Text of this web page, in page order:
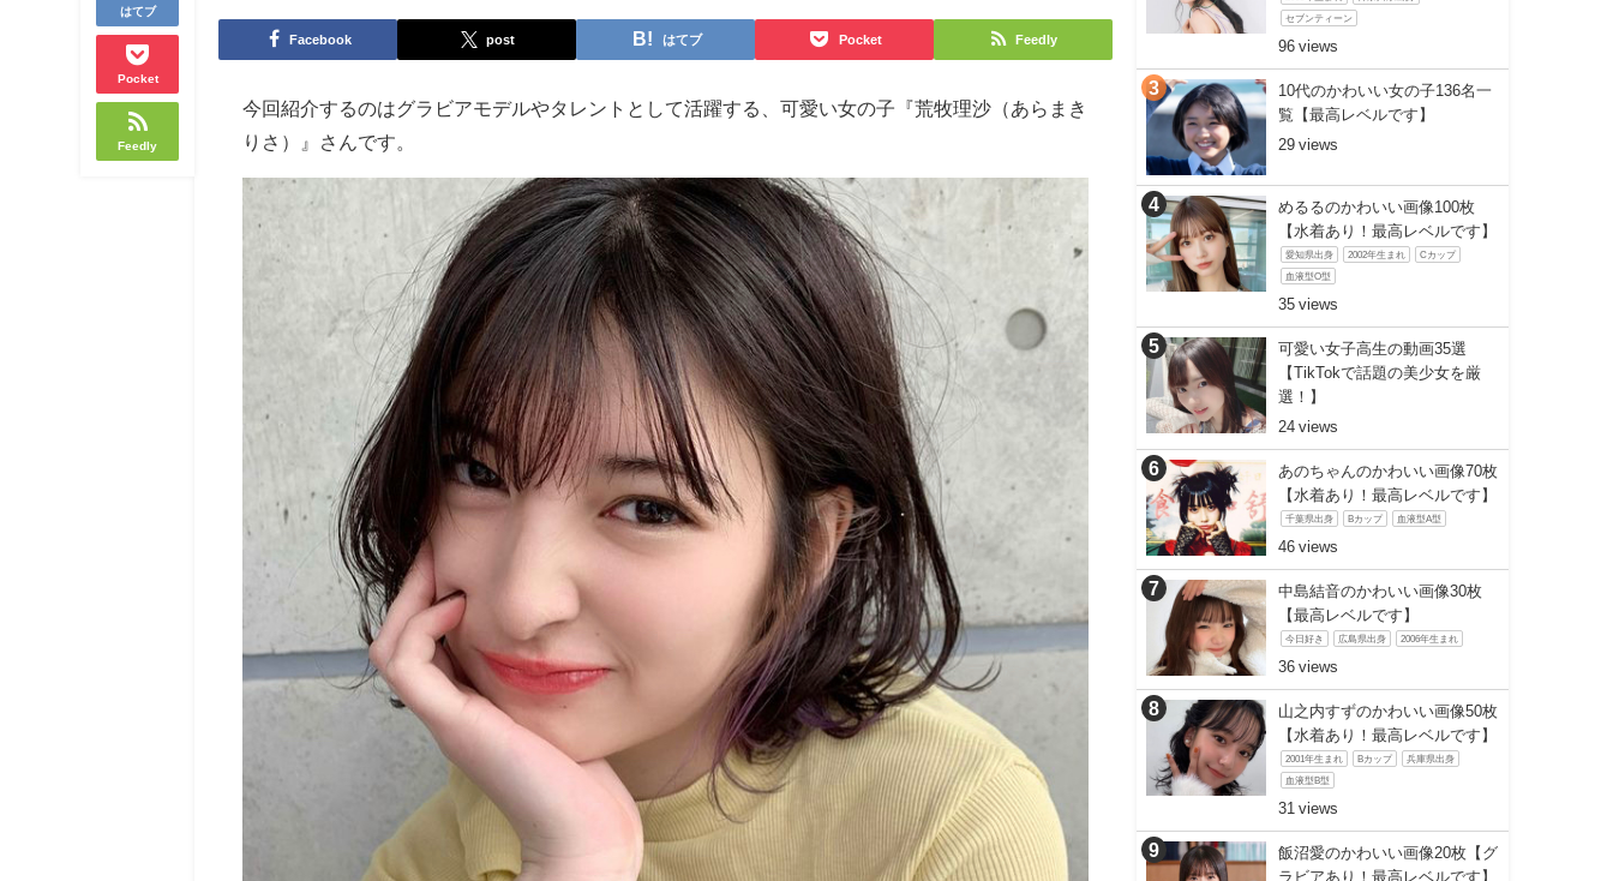
はてブ
Pocket
Feedly
Facebook post はてブ Pocket Feedly
今回紹介するのはグラビアモデルやタレントとして活躍する、可愛い女の子『荒牧理沙（あらまき
りさ）』さんです。
セブンティーン
96
10代のかわいい女の子136名一
覧【最高レベルです】
29
めるるのかわいい画像100枚
【水着あり！最高レベルです】
愛知県出身 2002年生まれ Cカップ
血液型O型
35
可愛い女子高生の動画35選
【TikTokで話題の美少女を厳
選！】
24
あのちゃんのかわいい画像70枚
【水着あり！最高レベルです】
千葉県出身 Bカップ 血液型A型
46
中島結音のかわいい画像30枚
【最高レベルです】
今日好き 広島県出身 2006年生まれ
36
山之内すずのかわいい画像50枚
【水着あり！最高レベルです】
2001年生まれ Bカップ 兵庫県出身
血液型B型
31
飯沼愛のかわいい画像20枚【グ
ラビアあり！最高レベルです】